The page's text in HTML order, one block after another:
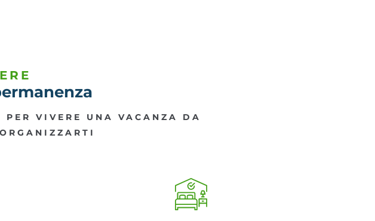
VIVERE UNA VACANZA DA